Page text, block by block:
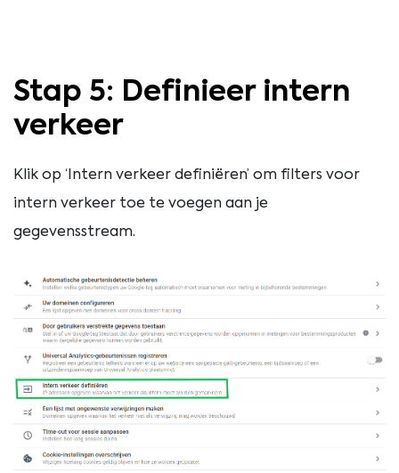
Stap 5: Definieer intern
verkeer
Klik op ‘Intern verkeer definiëren’ om filters voor
intern verkeer toe te voegen aan je
gegevensstream.